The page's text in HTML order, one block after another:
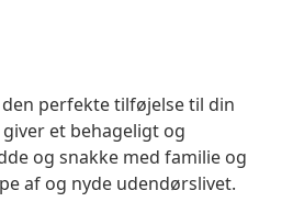
perfekte tilføjelse til din
et behageligt og
og snakke med familie og
af og nyde udendørslivet.